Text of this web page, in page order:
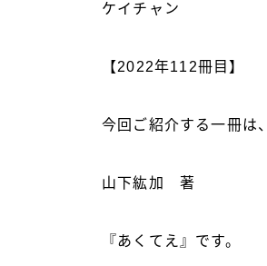
ケイチャン
【2022年112冊目】
今回ご紹介する一冊は、
山下紘加 著
『あくてえ』です。